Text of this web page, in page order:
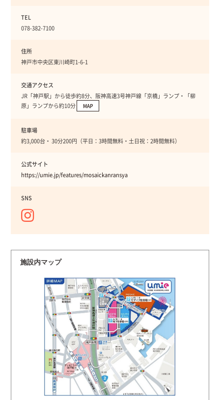
TEL
078-382-7100
住所
神戸市中央区東川崎町1-6-1
交通アクセス
JR「神戸駅」から徒歩約8分、阪神高速3号神戸線「京橋」ランプ・「柳
原」ランプから約10分
MAP
駐車場
約3,000台・ 30分200円（平日：3時間無料・土日祝：2時間無料）
公式サイト
https://umie.jp/features/mosaickanransya
SNS
施設内マップ